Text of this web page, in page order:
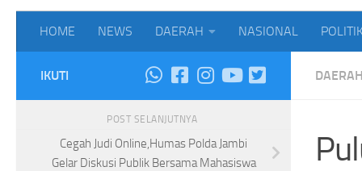
HOME NEWS DAERAH NASIONAL
DAERAH
IKUTI
POST SELANJUTNYA
Cegah Judi Online,Humas Polda Jambi
Gelar Diskusi Publik Bersama Mahasiswa